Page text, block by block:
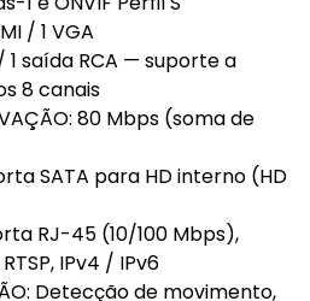
/ 1 VGA
1 saída RCA — suporte a
8 canais
80 Mbps (soma de
SATA para HD interno (HD
RJ-45 (10/100 Mbps),
IPv4 / IPv6
Detecção de movimento,